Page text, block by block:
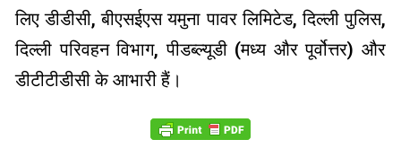
लिए डीडीसी, बीएसईएस यमुना पावर लिमिटेड, दिल्ली पुलिस,
दिल्ली परिवहन विभाग, पीडब्ल्यूडी (मध्य और पूर्वोत्तर) और
डीटीटीडीसी के आभारी हैं।